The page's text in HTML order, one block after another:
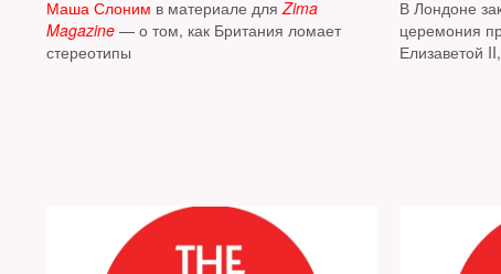
Маша Слоним в материале дляZima
Magazine — о том, как Британия ломает
стереотипы
В Лондоне
церемония
Елизаветой